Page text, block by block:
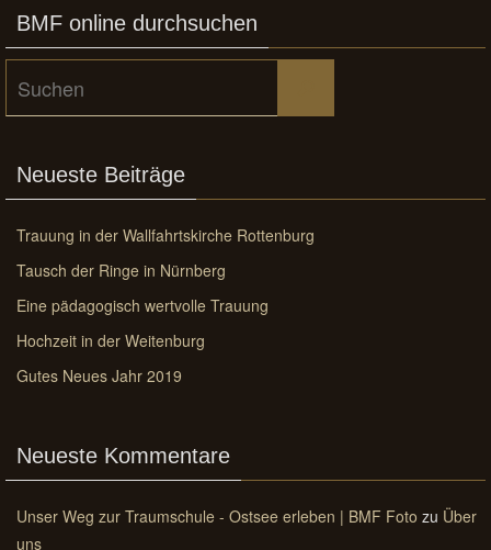
BMF online durchsuchen
Neueste Beiträge
Trauung in der Wallfahrtskirche Rottenburg
Tausch der Ringe in Nürnberg
Eine pädagogisch wertvolle Trauung
Hochzeit in der Weitenburg
Gutes Neues Jahr 2019
Neueste Kommentare
Unser Weg zur Traumschule - Ostsee erleben | BMF Foto zu Über
uns